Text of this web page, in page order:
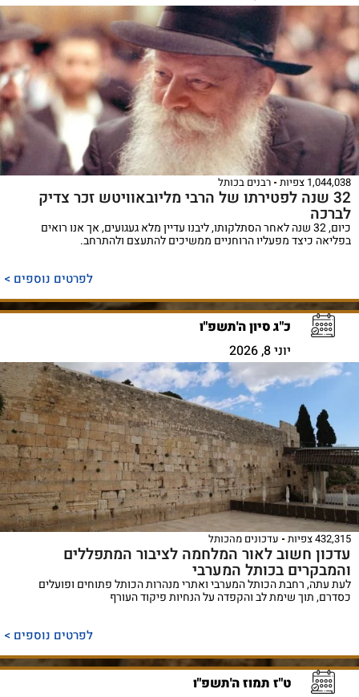
1,044,038 צפיות רבנים בכותל
32 שנה לפטירתו של הרבי מליובאוויטש זכר צדיק
לברכה
כיום, 32 שנה לאחר הסתלקותו, ליבנו עדיין מלא געגועים, אך אנו רואים
בפליאה כיצד מפעליו הרוחניים ממשיכים להתעצם ולהתרחב.
לפרטים נוספים >
כ"ג סיון ה'תשפ"ו
יוני 8, 2026
432,315 צפיות עדכונים מהכותל
עדכון חשוב לאור המלחמה לציבור המתפללים
והמבקרים בכותל המערבי
לעת עתה, רחבת הכותל המערבי ואתרי מנהרות הכותל פתוחים ופועלים
כסדרם, תוך שימת לב והקפדה על הנחיות פיקוד העורף
לפרטים נוספים >
ט"ז תמוז ה'תשפ"ו